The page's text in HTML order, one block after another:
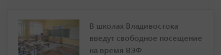
В школах Владивостока
введут свободное посещение
на время ВЭФ